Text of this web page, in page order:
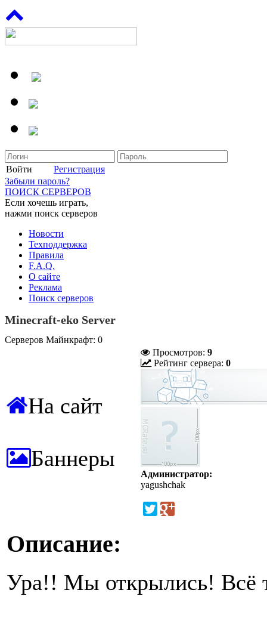
Войти
Регистрация
Забыли пароль?
ПОИСК СЕРВЕРОВ
Если хочешь играть,
нажми поиск серверов
Новости
Техподдержка
Правила
F.A.Q.
О сайте
Реклама
Поиск серверов
Minecraft-eko Server
Серверов Майнкрафт: 0
На сайт
Баннеры
Просмотров: 9
Рейтинг сервера: 0
Администратор:
yagushchak
Описание:
Ура!! Мы открылись! Всё